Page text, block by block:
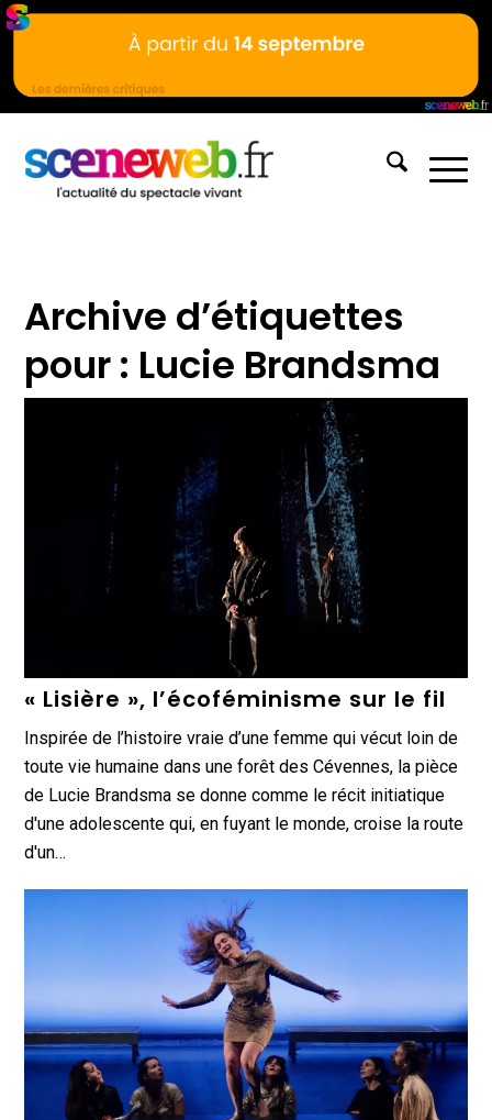
Archive d’étiquettes
pour : Lucie Brandsma
« Lisière », l’écoféminisme sur le fil
Inspirée de l’histoire vraie d’une femme qui vécut loin de
toute vie humaine dans une forêt des Cévennes, la pièce
de Lucie Brandsma se donne comme le récit initiatique
d'une adolescente qui, en fuyant le monde, croise la route
d'un…